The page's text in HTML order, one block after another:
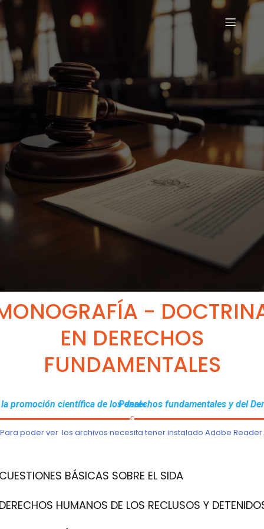
-
EN DERECHOS
FUNDAMENTALES
«Por la promoción científica de los derechos fundamentales y del Derecho Penal»
Para poder ver los archivos necesita tener instalado Adobe Reader.
BÁSICAS SOBRE EL SIDA
HUMANOS DE LOS RECLUSOS Y